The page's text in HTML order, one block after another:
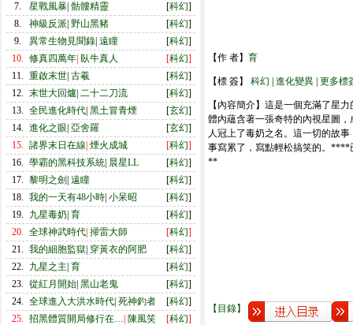
7.
星戰風暴 骷髏精靈 [科幻]
8.
神級反派 野山黑豬 [科幻]
9.
異常生物見聞錄 遠瞳 [科幻]
10. 修真四萬年 臥牛真人 [科幻]
11. 重啟末世 古羲 [科幻]
12. 末世大回爐 二十二刀流 [科幻]
13. 全民進化時代 黑土冒青煙 [玄幻]
14. 進化之眼 亞舍羅 [玄幻]
15. 諸界末日在線 煙火成城 [科幻]
16. 學霸的黑科技系統 晨星LL [科幻]
17. 黎明之劍 遠瞳 [科幻]
18. 我的一天有48小時 小呆昭 [科幻]
19.
九星毒奶 育 [科幻]
20. 全球神武時代 掃雷大師 [科幻]
21. 我的細胞監獄 穿黃衣的阿肥 [科幻]
22.
九星之主 育 [科幻]
23. 從紅月開始 黑山老鬼 [科幻]
24. 全球進入大洪水時代 死神釣者 [科幻]
25. 招黑體質開局修行在… 陳風笑 [科幻]
【作 者】 育
【標 簽】 科幻 進化變異 更多標
【內容簡介】這是一個充滿了星
體內蘊含著一張奇特的內視星圖
人冠上了毒奶之名。這一切的故
事寫累了，寫點輕松搞笑的。****
**
【目錄】